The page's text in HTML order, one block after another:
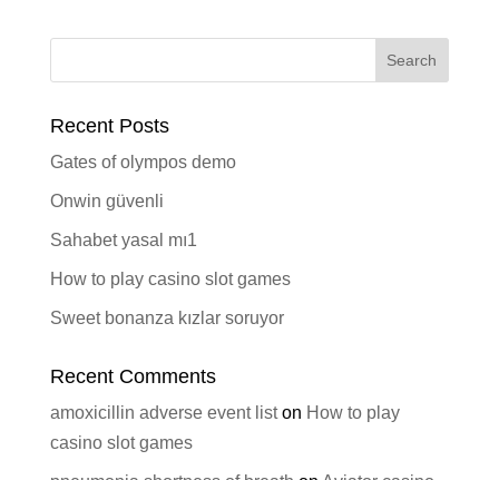
Recent Posts
Gates of olympos demo
Onwin güvenli
Sahabet yasal mı1
How to play casino slot games
Sweet bonanza kızlar soruyor
Recent Comments
amoxicillin adverse event liston How to play
casino slot games